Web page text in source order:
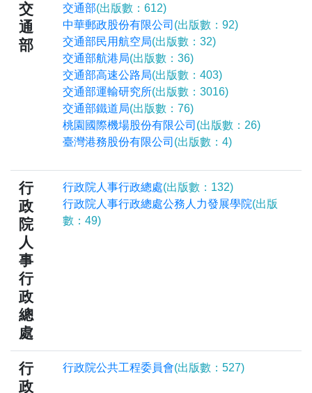
交
通
部
交通部(出版數：612)
中華郵政股份有限公司 (出版數：92)
交通部民用航空局(出版數：32)
交通部航港局(出版數：36)
交通部高速公路局(出版數：403)
交通部運輸研究所(出版數：3016)
交通部鐵道局(出版數：76)
桃園國際機場股份有限公司 (出版數：26)
臺灣港務股份有限公司 (出版數：4)
行
政
院
人
事
行
政
總
處
行政院人事行政總處(出版數：132)
行政院人事行政總處公務人力發展學院(出版
數：49)
行
政
行政院公共工程委員會(出版數：527)